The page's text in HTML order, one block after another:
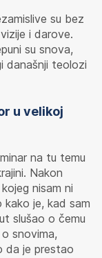
su bez
i darove.
su snova,
današnji teolozi
u velikoj
na tu temu
Nakon
nisam ni
kako je, kad sam
slušao o čemu
snovima,
da je prestao